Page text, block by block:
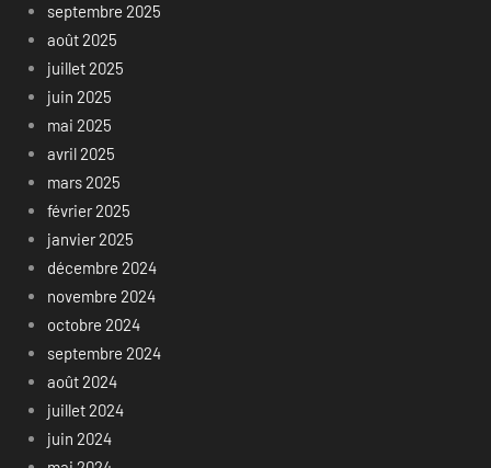
septembre 2025
août 2025
juillet 2025
juin 2025
mai 2025
avril 2025
mars 2025
février 2025
janvier 2025
décembre 2024
novembre 2024
octobre 2024
septembre 2024
août 2024
juillet 2024
juin 2024